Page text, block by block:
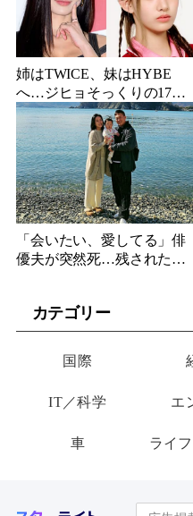
姉はTWICE、妹はHYBE
へ…ジヒョそっくりの17歳
妹、多国籍7人組でついにデ
ビュー
「会いたい、愛してる」俳
優夫が突然死…残された女
カテゴリー
国際
IT／科学 エ
車 ライ